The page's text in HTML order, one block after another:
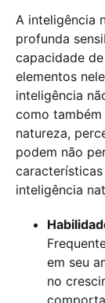
A inteligência
profunda
capacidade
elementos
inteligência
como
natureza,
podem não
inteligência
em seu
no